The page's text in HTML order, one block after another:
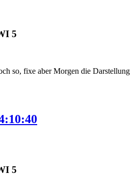
5
so, fixe aber Morgen die Darstellung
5